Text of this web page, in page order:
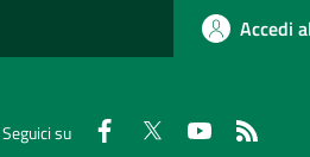
Accedi
Seguici su Faceboook
Twitter Youtube